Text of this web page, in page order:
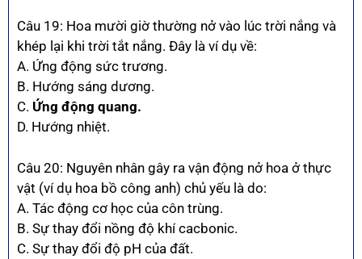
Câu 19: Hoa mười giờ thường nở vào lúc trời nắng và
khép lại khi trời tắt nắng. Đây là ví dụ về:
A. Ứng động sức trương.
B. Hướng sáng dương.
C. Ứng động quang.
D. Hướng nhiệt.
Câu 20: Nguyên nhân gây ra vận động nở hoa ở thực
vật (ví dụ hoa bồ công anh) chủ yếu là do:
A. Tác động cơ học của côn trùng.
B. Sự thay đổi nồng độ khí cacbonic.
C. Sự thay đổi độ pH của đất.